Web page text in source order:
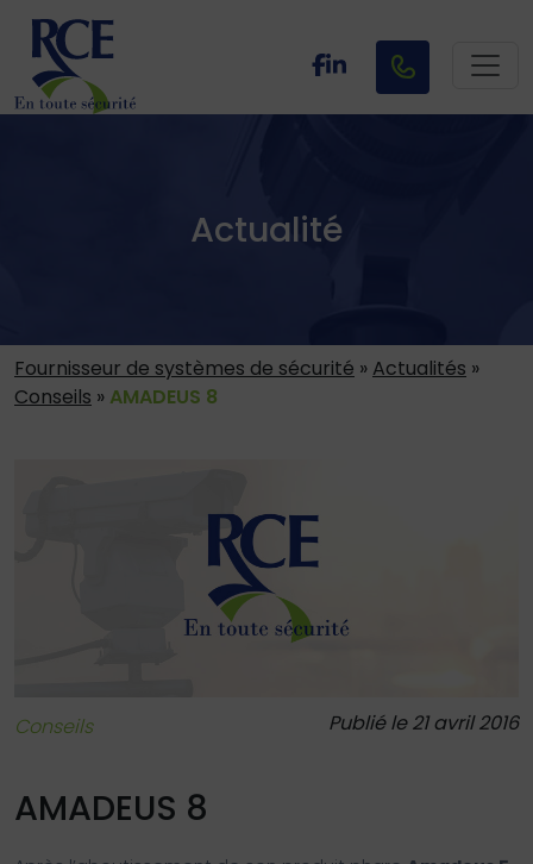
Actualité
Fournisseur de systèmes de sécurité » Actualités »
Conseils » AMADEUS 8
Conseils Publié le 21 avril 2016
AMADEUS 8